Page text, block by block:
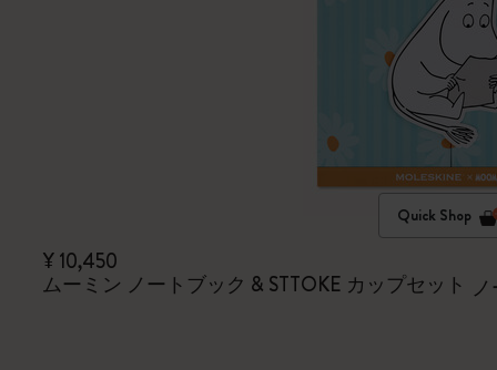
Quick Shop
¥ 10,450
ムーミン ノートブック & STTOKE カップセット